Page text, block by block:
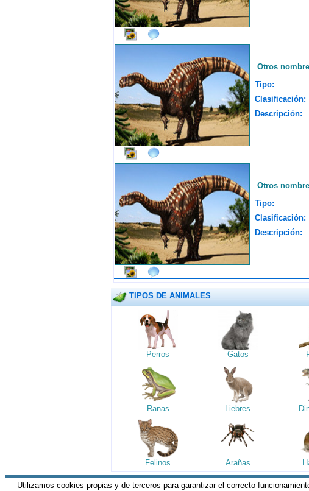
Utilizamos cookies propias y de terceros para garantizar el correcto
Otros
Tipo:
Clasificación:
Descripción:
Otros
Tipo:
Clasificación:
Descripción:
TIPOS DE ANIMALES
Perros Gatos
Ranas Liebres
Felinos Arañas
HGM Network.com|| Todos los derechos